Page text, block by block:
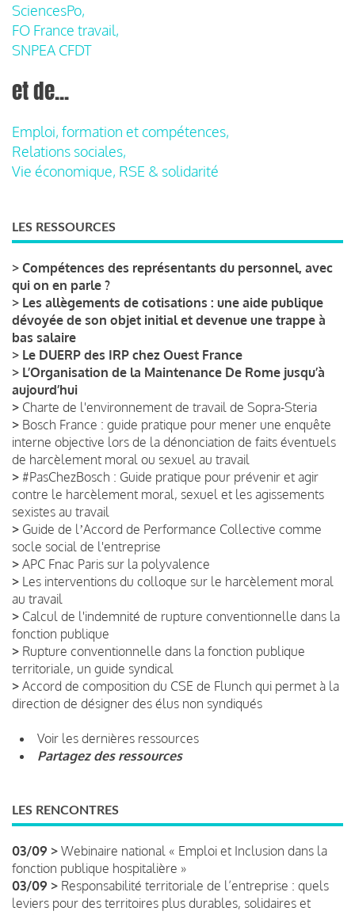
SciencesPo,
FO France travail,
SNPEA CFDT
et de...
Emploi, formation et compétences,
Relations sociales,
Vie économique, RSE & solidarité
LES RESSOURCES
> Compétences des représentants du personnel, avec
qui on en parle ?
> Les allègements de cotisations : une aide publique
dévoyée de son objet initial et devenue une trappe à
bas salaire
> Le DUERP des IRP chez Ouest France
> L’Organisation de la Maintenance De Rome jusqu’à
aujourd’hui
> Charte de l'environnement de travail de Sopra-Steria
> Bosch France : guide pratique pour mener une enquête
interne objective lors de la dénonciation de faits éventuels
de harcèlement moral ou sexuel au travail
> #PasChezBosch : Guide pratique pour prévenir et agir
contre le harcèlement moral, sexuel et les agissements
sexistes au travail
> Guide de lʼAccord de Performance Collective comme
socle social de l'entreprise
> APC Fnac Paris sur la polyvalence
> Les interventions du colloque sur le harcèlement moral
au travail
> Calcul de l'indemnité de rupture conventionnelle dans la
fonction publique
> Rupture conventionnelle dans la fonction publique
territoriale, un guide syndical
> Accord de composition du CSE de Flunch qui permet à la
direction de désigner des élus non syndiqués
Voir les dernières ressources
Partagez des ressources
LES RENCONTRES
03/09 > Webinaire national « Emploi et Inclusion dans la
fonction publique hospitalière »
03/09 > Responsabilité territoriale de l’entreprise : quels
leviers pour des territoires plus durables, solidaires et